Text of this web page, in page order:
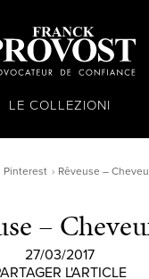
LE COLLEZIONI
Pinterest Rêveuse –
–
27/03/2017
L'ARTICLE